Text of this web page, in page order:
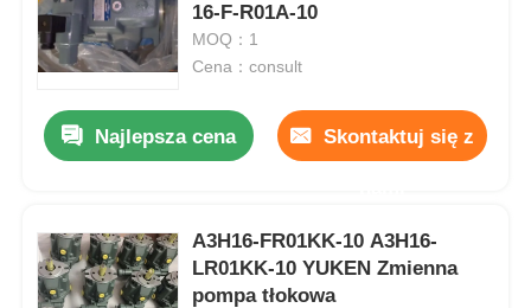
16-F-R01A-10
MOQ：1
Cena：consult
Najlepsza cena Skontaktuj się z
A3H16-FR01KK-10 A3H16-
LR01KK-10 YUKEN Zmienna
pompa tłokowa